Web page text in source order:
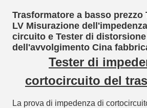
Trasformatore a basso prezzo
LV Misurazione
circuito e Tester di distorsione
dell'avvolgimento Cina
Tester di
cortocircuito del
La prova di impedenza di